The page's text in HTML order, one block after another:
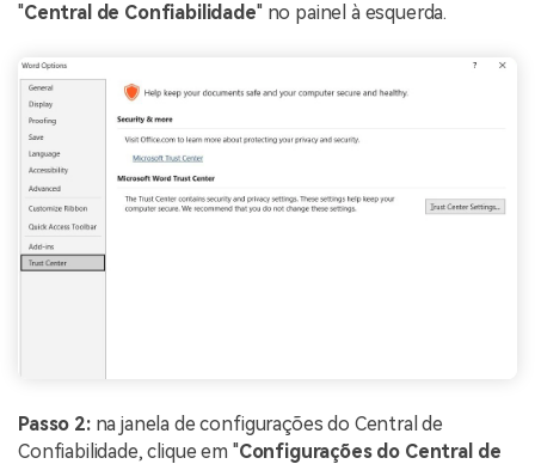
"Central de Confiabilidade" no painel à esquerda.
Passo 2:na janela de configurações do Central de
Confiabilidade, clique em "Configurações do Central de